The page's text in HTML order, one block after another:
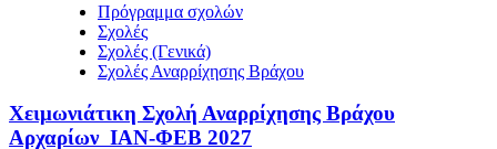
Πρόγραμμα σχολών
Σχολές
Σχολές (Γενικά)
Σχολές Αναρρίχησης Βράχου
Χειμωνιάτικη Σχολή Αναρρίχησης Βράχου
Αρχαρίων ΙΑΝ-ΦΕΒ 2027